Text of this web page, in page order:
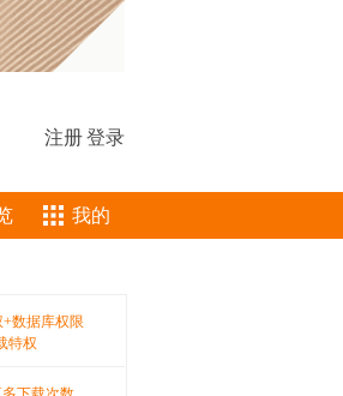
注册登录
我的
数据库权限
特权